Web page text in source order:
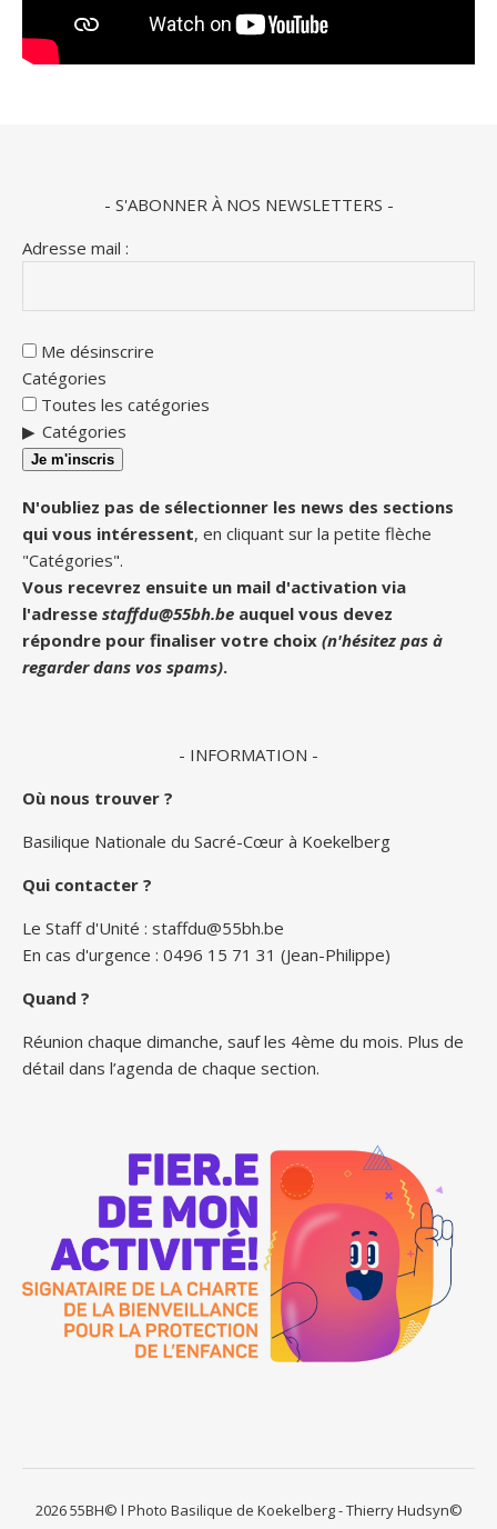
- S'ABONNER À NOS NEWSLETTERS -
Adresse mail :
Me désinscrire
Catégories
Toutes les catégories
Catégories
Je m'inscris
N'oubliez pas de sélectionner les news des sections
qui vous intéressent, en cliquant sur la petite flèche
"Catégories".
Vous recevrez ensuite un mail d'activation via
l'adresse staffdu@55bh.be auquel vous devez
répondre pour finaliser votre choix (n'hésitez pas à
regarder dans vos spams).
- INFORMATION -
Où nous trouver ?
Basilique Nationale du Sacré-Cœur à Koekelberg
Qui contacter ?
Le Staff d'Unité : staffdu@55bh.be
En cas d'urgence : 0496 15 71 31 (Jean-Philippe)
Quand ?
Réunion chaque dimanche, sauf les 4ème du mois. Plus de
détail dans l’agenda de chaque section.
2026 55BH© l Photo Basilique de Koekelberg - Thierry Hudsyn©